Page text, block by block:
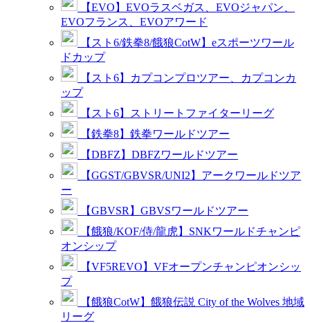
【EVO】EVOラスベガス、EVOジャパン、
EVOフランス、EVOアワード
【スト6/鉄拳8/餓狼CotW】eスポーツワール
ドカップ
【スト6】カプコンプロツアー、カプコンカ
ップ
【スト6】ストリートファイターリーグ
【鉄拳8】鉄拳ワールドツアー
【DBFZ】DBFZワールドツアー
【GGST/GBVSR/UNI2】アークワールドツア
ー
【GBVSR】GBVSワールドツアー
【餓狼/KOF/侍/龍虎】SNKワールドチャンピ
オンシップ
【VF5REVO】VFオープンチャンピオンシッ
プ
【餓狼CotW】餓狼伝説 City of the Wolves 地域
リーグ